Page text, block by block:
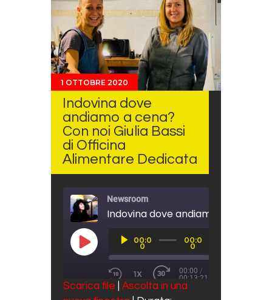
1 OTTOBRE 2020
Indovina dove
andiamo a cena?
Con noi Giulia Bassi
di Officina
Alimentare Dedicata
Newsroom
PLAY EPISODE
Audio
Player00:0
0
00:0
0
REWIND 10 SECONDS
1X
FAST FORWARD 30
00:00 /
00:13:21
SUBSCRIBE SHARE
Scarica file
Ascolta in una